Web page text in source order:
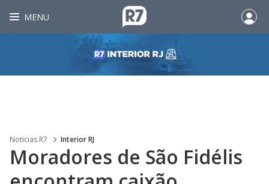
MENU
Noticias R7 Interior RJ
Moradores de São Fidélis